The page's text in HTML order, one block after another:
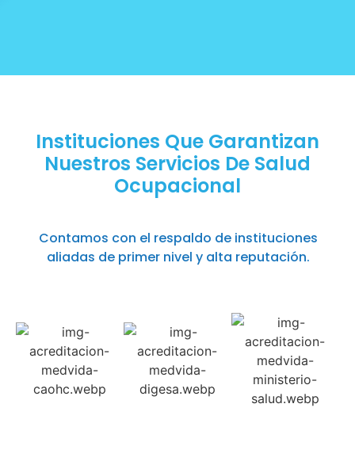
Instituciones Que Garantizan
Nuestros Servicios De Salud
Ocupacional
Contamos con el respaldo de instituciones
aliadas de primer nivel y alta reputación.